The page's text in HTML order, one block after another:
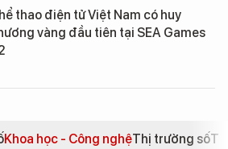
thao điện tử Việt Nam có huy
vàng đầu tiên tại SEA Games
Khoa học - Công nghệThị trường số